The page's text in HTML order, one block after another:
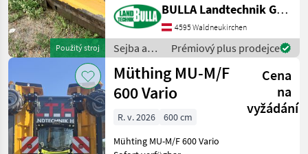
Sejba A
Starostlivost
O Plodinu
Mulcovac
VYBRAT
KATEGORII
Müthing
Použitý stroj
hydraulischer
Seitenverschub +
Gelenkwelle +
Privatverkauf:
699/18663317 Typ kladiva:
Prerezávac
BULLA Landtechnik GmbH
4595 Waldneukirchen
Sejba a
starostlivosť
o plodinu
/ Müthing
Prémiový plus prodejce
Müthing MU-M/F
600 Vario
Cena
na
vyžádání
R. v. 2026
600 cm
Mühting MU-M/F 600 Vario